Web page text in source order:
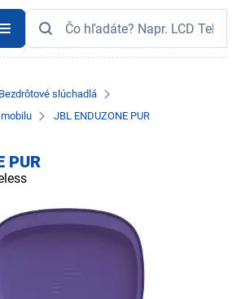
Bezdrôtové slúchadlá
JBL ENDUZONE PUR
PUR